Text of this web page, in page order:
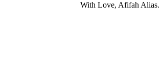
With Love, Afifah Alias.